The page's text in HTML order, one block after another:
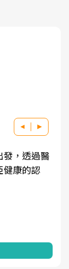
發，透過醫
健康的認